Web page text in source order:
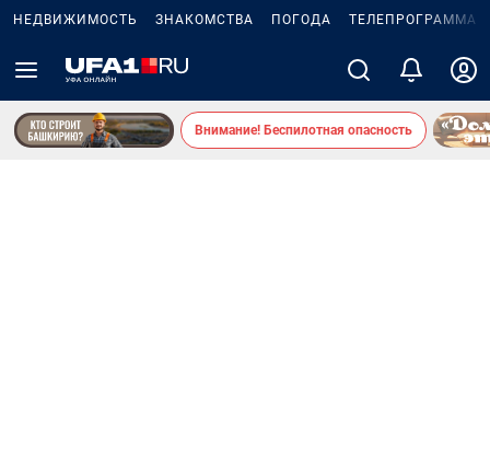
НЕДВИЖИМОСТЬ ЗНАКОМСТВА ПОГОДА ТЕЛЕПРОГРАММА
Внимание! Беспилотная опасность